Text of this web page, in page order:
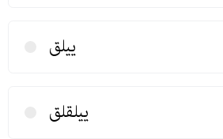
ییلق
ییلقلق